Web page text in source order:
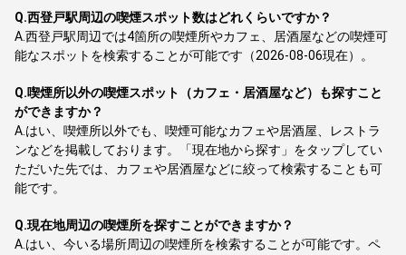
Q.西登戸駅周辺の喫煙スポット数はどれくらいですか？
A.西登戸駅周辺では4箇所の喫煙所やカフェ、居酒屋などの喫煙可
能なスポットを検索することが可能です（2026-08-06現在）。
Q.喫煙所以外の喫煙スポット（カフェ・居酒屋など）も探すこと
ができますか？
A. はい、喫煙所以外でも、喫煙可能なカフェや居酒屋、レストラ
ンなどを掲載しております。「現在地から探す」をタップしてい
ただいた先では、カフェや居酒屋などに絞って検索することも可
能です。
Q.現在地周辺の喫煙所を探すことができますか？
A. はい、今いる場所周辺の喫煙所を検索することが可能です。ペ